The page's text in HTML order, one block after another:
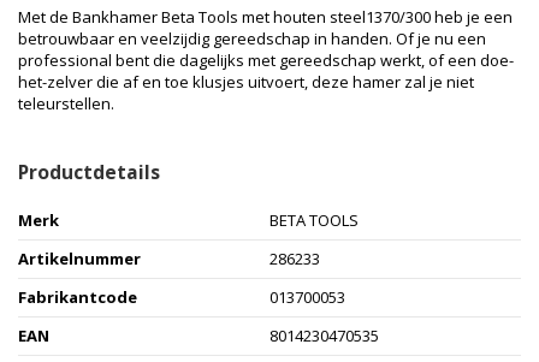
Met de Bankhamer Beta Tools met houten steel1370/300 heb je een
betrouwbaar en veelzijdig gereedschap in handen. Of je nu een
professional bent die dagelijks met gereedschap werkt, of een doe-
het-zelver die af en toe klusjes uitvoert, deze hamer zal je niet
teleurstellen.
Productdetails
Merk
BETA TOOLS
Artikelnummer
286233
Fabrikantcode
013700053
EAN
8014230470535